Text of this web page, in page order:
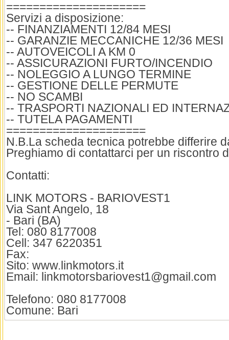
=====================
Servizi a disposizione:
-- FINANZIAMENTI 12/84 MESI
-- GARANZIE MECCANICHE 12/36 MESI
-- AUTOVEICOLI A KM 0
-- ASSICURAZIONI FURTO/INCENDIO
-- NOLEGGIO A LUNGO TERMINE
-- GESTIONE DELLE PERMUTE
-- NO SCAMBI
-- TRASPORTI NAZIONALI ED
-- TUTELA PAGAMENTI
=====================
N.B.La scheda tecnica potrebbe differire
Preghiamo di contattarci per un riscontro
Contatti:
LINK MOTORS - BARIOVEST1
Via Sant Angelo, 18
- Bari (BA)
Tel: 080 8177008
Cell: 347 6220351
Fax:
Sito: www.linkmotors.it
Email: linkmotorsbariovest1@gmail.com
Telefono: 080 8177008
Comune: Bari